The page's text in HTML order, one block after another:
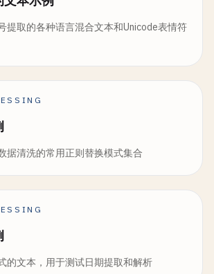
提取的各种语言混合文本和Unicode表情符
据清洗的常用正则替换模式集合
的文本，用于测试日期提取和解析